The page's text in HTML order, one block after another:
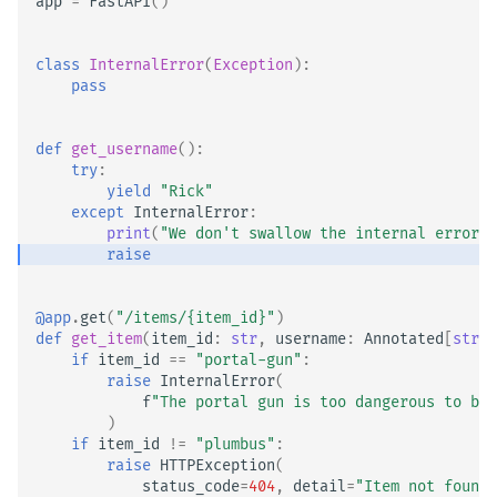
class InternalError(Exception ):
pass
def get_username():
try:
yield
"Rick"
except InternalError:
print( "We don't swallow the internal error
raise
@app.get( "/items/{item_id}" )
def get_item(item_id : str, username: Annotated str
if item_id == "portal-gun" :
raise InternalError(
f"The portal gun is too dangerous to be
)
if item_id != "plumbus" :
raise HTTPException(
status_code=404, detail="Item not